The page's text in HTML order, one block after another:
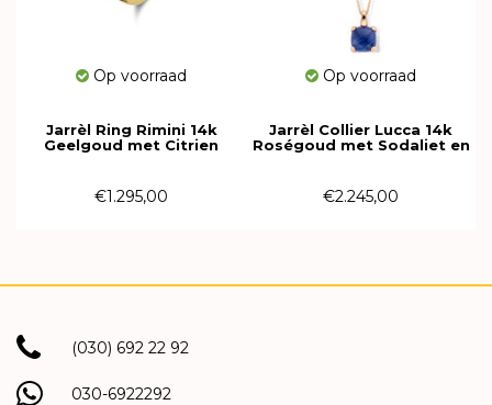
Op voorraad
Jarrèl Ring Rimini 14k
Geelgoud met Citrien
€1.295,00
Op voorraad
Jarrèl Collier Lucca 14k
Roségoud met Sodaliet en
€2.245,00
(030) 692 22 92
030-6922292